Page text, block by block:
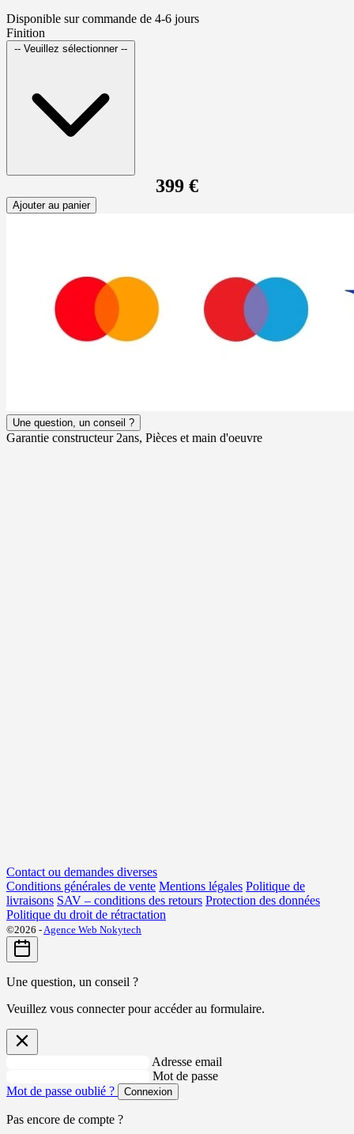
Disponible sur commande de 4-6 jours
Finition
-- Veuillez sélectionner --
399 €
Ajouter au panier
Une question, un conseil ?
Garantie constructeur 2ans, Pièces et main d'oeuvre
Contact ou demandes diverses
Conditions générales de vente Mentions légales Politique de
livraisons SAV – conditions des retours Protection des données
Politique du droit de rétractation
©2026 -Agence Web Nokytech
Une question, un conseil ?
Veuillez vous connecter pour accéder au formulaire.
Adresse email
Mot de passe
Mot de passe oublié ?
Connexion
Pas encore de compte ?